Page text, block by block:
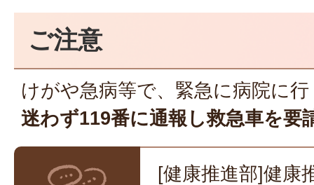
ご注意
けがや急病等で、緊急に病院に
迷わず119番に通報し救急車を要
[健康推進部]健康